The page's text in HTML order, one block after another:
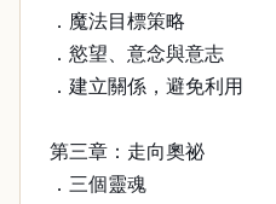
．魔法目標策略
．慾望、意念與意志
．建立關係，避免利用
第三章：走向奧祕
．三個靈魂